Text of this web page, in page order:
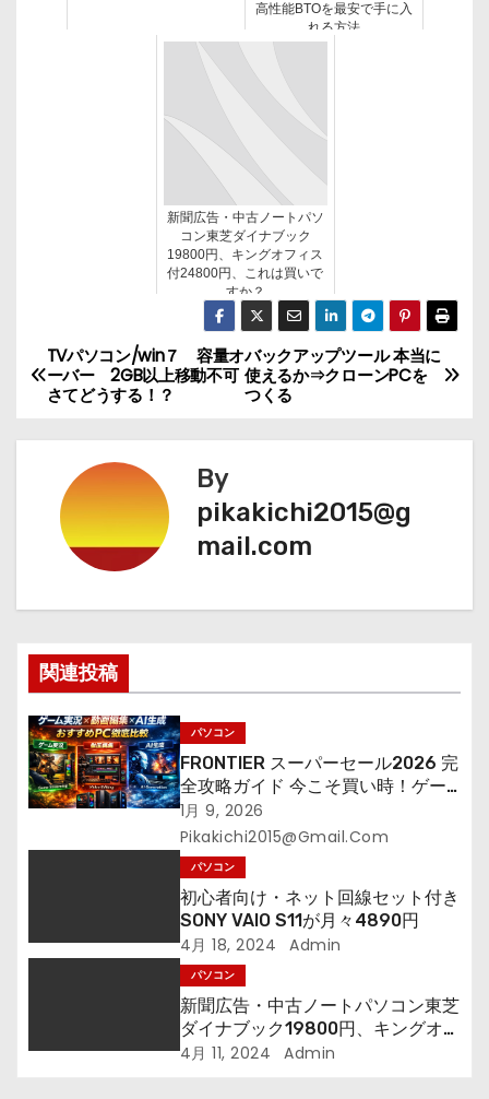
高性能BTOを最安で手に入
れる方法
新聞広告・中古ノートパソ
コン東芝ダイナブック
19800円、キングオフィス
付24800円、これは買いで
すか？
投
稿
ビ
ゲ
ョ
ン
バックアップツール 本当に
使えるか⇒クローンPCを
つくる
TVパソコン/win７ 容量オ
ーバー 2GB以上移動不可
さてどうする！？
By
pikakichi2015@g
mail.com
関連投稿
パソコン
FRONTIER スーパーセール2026 完
全攻略ガイド 今こそ買い時！ゲー
ミングPC・高性能BTOを最安で手
に入れる方法
1月 9, 2026
Pikakichi2015@gmail.com
パソコン
初心者向け・ネット回線セット付き
SONY VAIO S11が月々4890円
4月 18, 2024 Admin
パソコン
新聞広告・中古ノートパソコン東芝
ダイナブック19800円、キングオフ
ィス付24800円、これは買いです
4月 11, 2024 Admin